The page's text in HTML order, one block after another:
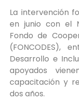
La intervención
en junio con el
Fondo de
(FONCODES),
Desarrollo e
apoyados
capacitación y
dos años.